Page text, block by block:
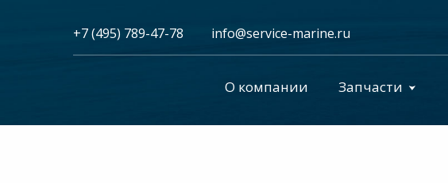
+7 (495) 789-47-78 info@service-marine.ru​​
О компании Запчасти